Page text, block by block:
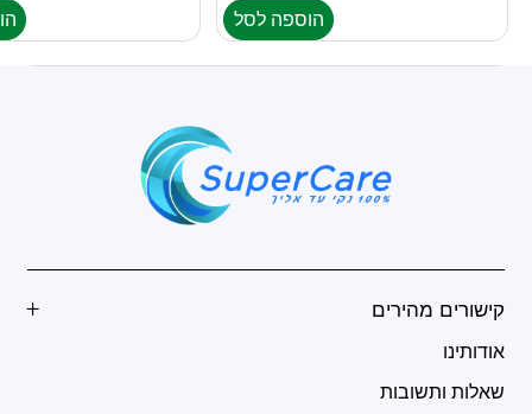
הוספה לסל
קישורים מהירים
אודותינו
שאלות ותשובות